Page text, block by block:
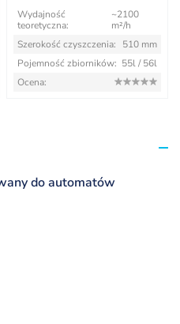
30 750,00 zł.
26 137,00 zł.
Wydajność
teoretyczna:
~2100
m²/h
Szerokość czyszczenia:
510 mm
Pojemność zbiorników: 55l / 56l
Ocena:
do automatów